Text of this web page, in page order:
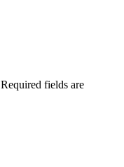
Required fields are